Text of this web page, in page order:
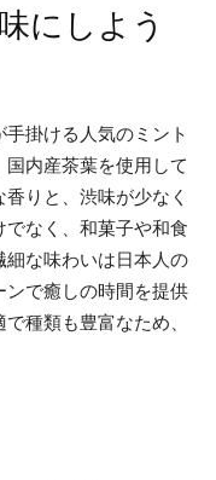
にしよう
手掛ける人気のミント
内産茶葉を使用して
りと、渋味が少なく
なく、和菓子や和食
細な味わいは日本人の
で癒しの時間を提供
種類も豊富なため、